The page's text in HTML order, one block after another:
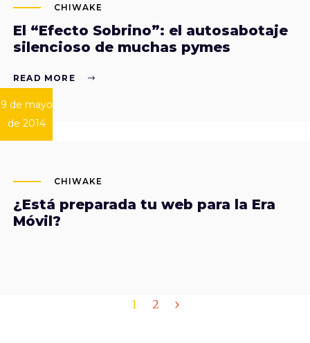
CHIWAKE
El “Efecto Sobrino”: el autosabotaje
silencioso de muchas pymes
READ MORE
9 de mayo
de 2014
CHIWAKE
¿Está preparada tu web para la Era
Móvil?
1 2